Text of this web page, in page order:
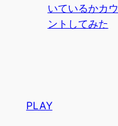
いているかカウ
ントしてみた
PLAY